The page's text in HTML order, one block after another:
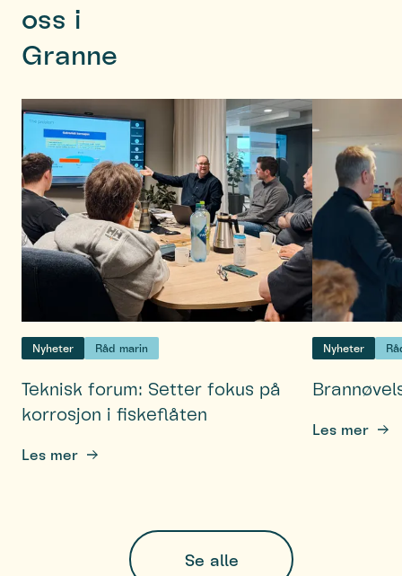
oss i
Granne
Nyheter Råd marin
Teknisk forum: Setter fokus på
korrosjon i fiskeflåten
Les mer
Nyheter
Les mer
Se alle